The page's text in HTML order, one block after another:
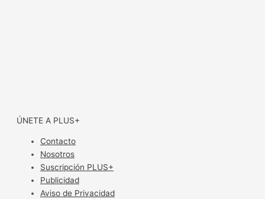
ÚNETE A PLUS+
Contacto
Nosotros
Suscripción PLUS+
Publicidad
Aviso de Privacidad